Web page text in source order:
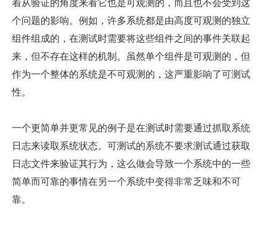
个问题的影响。例如，许多系统都是由高度可观测的独立
组件组成的，在测试时需要将这些组件之间的事件关联起
来，但不存在这样的机制。虽然单个组件是可观测的，但
作为一个整体的系统是不可观测的，这严重影响了可测试
性。
一个更简单并更常见的例子是在测试时需要通过抓取系统
日志来读取系统状态。可测试的系统不要求测试通过获取
日志文件来验证其行为，这么做会导致一个系统中的一些
简单而可靠的事情在另一个系统中变得非常乏味和不可
靠。